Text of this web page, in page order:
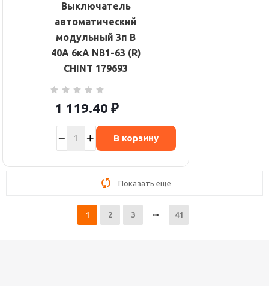
Выключатель
автоматический
модульный 3п B
40А 6кА NB1-63 (R)
CHINT 179693
1 119.40 ₽
В корзину
Показать еще
1 2 3 41